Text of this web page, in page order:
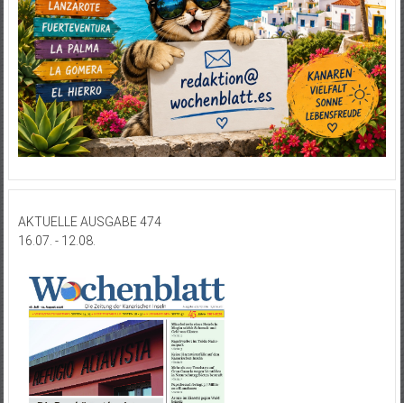
AKTUELLE AUSGABE 474
16.07. - 12.08.